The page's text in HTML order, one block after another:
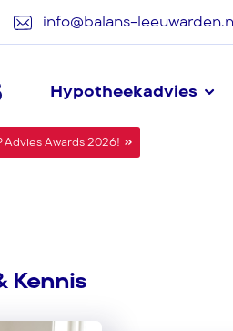
info@balans-
Hypotheekadvies
Advies Awards 2026!
Kennis